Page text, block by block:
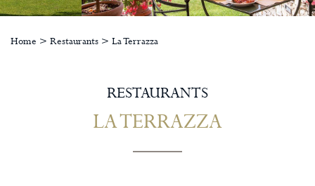
Home > Restaurants > La Terrazza
RESTAURANTS
LA TERRAZZA